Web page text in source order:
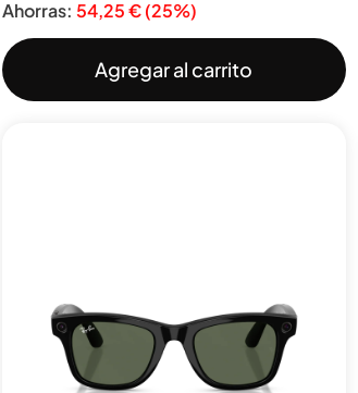
Ahorras: 54,25€ (25%)
Agregar al carrito